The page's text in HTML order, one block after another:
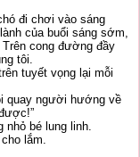
đi chơi vào sáng
của buổi sáng sớm,
cong đường đầy
tôi.
tuyết vọng lại mỗi
quay người hướng về
nhỏ bé lung linh.
lắm.